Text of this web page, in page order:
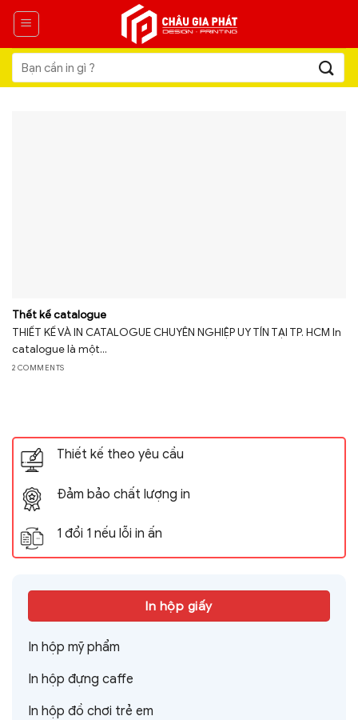
Skip
content
Tìm
kiếm:
Thết kế catalogue
THIẾT KẾ VÀ IN CATALOGUE CHUYÊN NGHIỆP UY TÍN TẠI TP. HCM In
catalogue là một...
2 COMMENTS
Thiết kế theo yêu cầu
Đảm bảo chất lượng in
1 đổi 1 nếu lỗi in ấn
In hộp giấy
In hộp mỹ phẩm
In hộp đựng caffe
In hộp đồ chơi trẻ em